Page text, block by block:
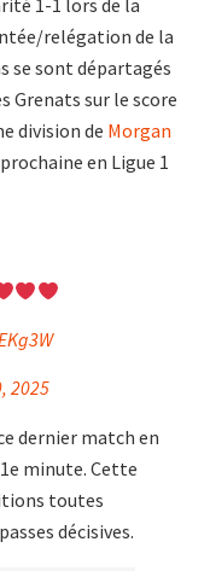
1-1 lors de la
relégation de la
se sont départagés
Grenats sur le score
division de Morgan
en Ligue 1
2025
dernier match en
minute. Cette
toutes
décisives.